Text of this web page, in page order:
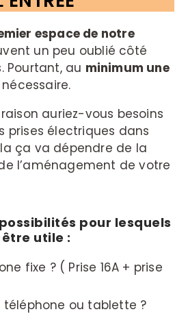
espace de notre
un peu oublié côté
Pourtant, au minimum une
auriez-vous besoins
prises électriques dans
ça va dépendre de la
l’aménagement de votre
pour lesquels
utile :
fixe ? ( Prise 16A + prise
téléphone ou tablette ?